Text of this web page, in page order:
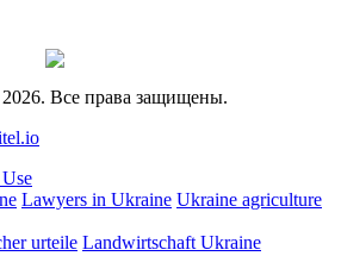
Все права защищены.
Lawyers in Ukraine Ukraine agriculture
urteile Landwirtschaft Ukraine